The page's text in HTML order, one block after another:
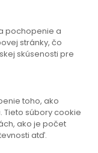
pochopenie a
stránky, čo
skúsenosti pre
toho, ako
Tieto súbory cookie
ako je počet
atď.